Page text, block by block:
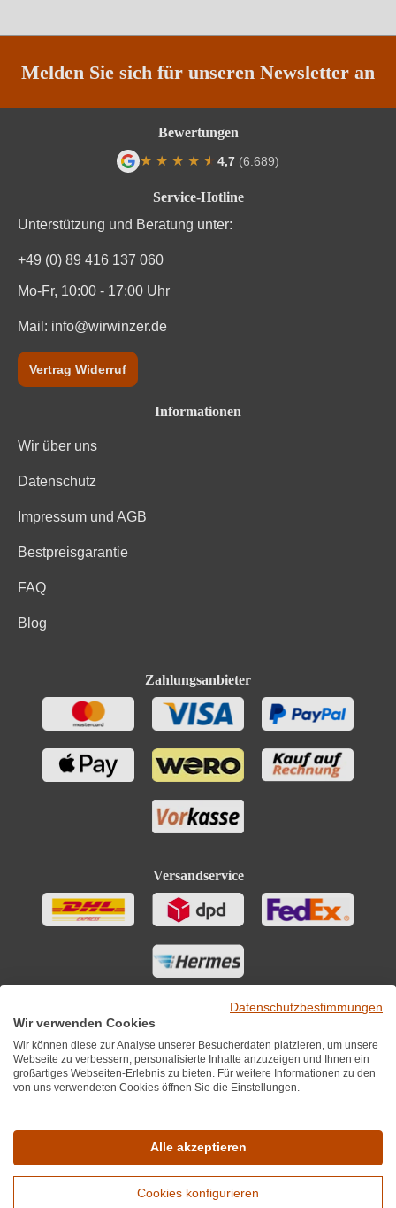
Säuregehalt in g/L
Traubenfarbe Weiß
Nährwertangaben
Durchschnittliche nährwertangaben
Brennwert
Kohlenhydrate
Kohlenhydrate davon Zucker
Trauben, Wein, Weinsäure, Sulfite. Enthält geringfügige
Melden Sie sich für unseren Newsletter an
Service-Hotline
Unterstützung und Beratung unter:
+49 (0) 89 416 137 060
Mo-Fr, 10:00 - 17:00 Uhr
Mail: info@wirwinzer.de
Vertrag Widerruf
Informationen
Wir über uns
Datenschutz
Impressum und AGB
Bestpreisgarantie
FAQ
Blog
Zahlungsanbieter
Versandservice
Bewertungen
★ ★ ★ ★ ★
★ 4,7 (6.689)
Datenschutzbestimmungen
Wir verwenden Cookies
Wir können diese zur Analyse unserer Besucherdaten platzieren, um unsere
Webseite zu verbessern, personalisierte Inhalte anzuzeigen und Ihnen ein
großartiges Webseiten-Erlebnis zu bieten. Für weitere Informationen zu den
von uns verwendeten Cookies öffnen Sie die Einstellungen.
Alle akzeptieren
Cookies konfigurieren